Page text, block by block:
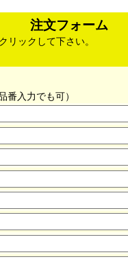
注文フォーム
リックして下さい。
番入力でも可）